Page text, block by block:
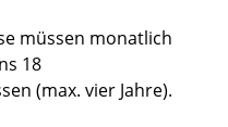
müssen monatlich
18
(max. vier Jahre).